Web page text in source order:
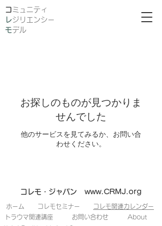
​ミュニティ
レジリエンシー
モデル
お探しのものが見つかりま
せんでした
他のサービスを見てみるか、お問い合
わせください。
コレモ・ジャパン www.CRMJ.org
​ホーム ​コレモセミナー
コレモ関連カレンダー
​トラウマ関連講座
​お問い合わせ
​About